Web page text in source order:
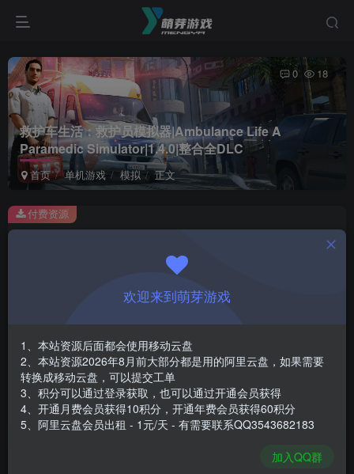
救护车生活：救护员模拟器|Ambulance Life A
Paramedic Simulator|1.4.0|整合全DLC
首页 单机游戏 模拟 正文
0 18
此内容为付费资源，请付费后查看
￥1
免费
登录购买
安装包大小
游戏本体大小
67.17 GB
付费资源
欢迎来到萌芽游戏
1、本站资源后面都会使用移动云盘
2、本站资源2026年8月前大部分都是用的阿里云盘，如果需要
转换成移动云盘，可以提交工单
3、积分可以通过登录获取，也可以通过开通会员获得
4、开通月费会员获得10积分，开通年费会员获得60积分
5、阿里云盘会员出租 - 1元/天 - 有需要联系QQ3543682183
加入QQ群